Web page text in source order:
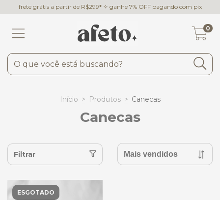
frete grátis a partir de R$299* ✧ ganhe 7% OFF pagando com pix
0
Início > Produtos > Canecas
Canecas
Filtrar
ESGOTADO